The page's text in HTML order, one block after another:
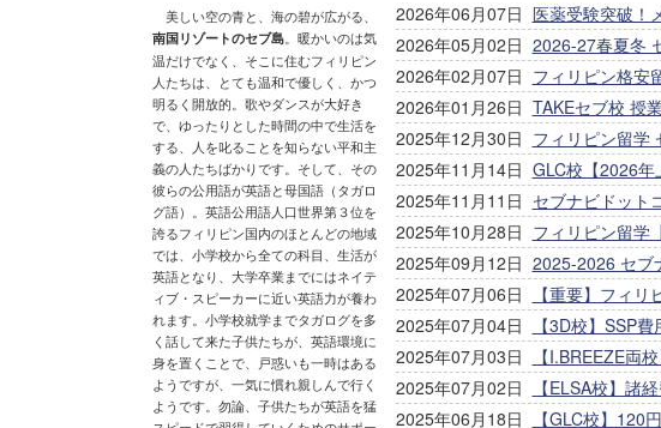
美しい空の青と、海の碧が広がる、
南国リゾートのセブ島 。暖かいのは気
温だけでなく、そこに住むフィリピン
人たちは、とても温和で優しく、かつ
明るく開放的。歌やダンスが大好き
で、ゆったりとした時間の中で生活を
する、人を叱ることを知らない平和主
義の人たちばかりです。そして、その
彼らの公用語が英語と母国語（タガロ
グ語）。英語公用語人口世界第３位を
誇るフィリピン国内のほとんどの地域
では、小学校から全ての科目、生活が
英語となり、大学卒業までにはネイテ
ィブ・スピーカーに近い英語力が養わ
れます。小学校就学までタガログを多
く話して来た子供たちが、英語環境に
身を置くことで、戸惑いも一時はある
ようですが、一気に慣れ親しんで行く
ようです。勿論、子供たちが英語を猛
2026年06月07日 医薬受験突破！
2026年05月02日 2026-27春夏冬
2026年02月07日 フィリピン格安
2026年01月26日 TAKEセブ校 授
2025年12月30日 フィリピン留学
2025年11月14日 GLC校【2026
2025年11月11日 セブナビドット
2025年10月28日 フィリピン留学
2025年09月12日 2025-2026 セブ
2025年07月06日
【重要】フィ
2025年07月04日
【3D校】SSP
2025年07月03日
【I.BREEZE両
2025年07月02日
【ELSA校】諸
2025年06月18日
【GLC校】120